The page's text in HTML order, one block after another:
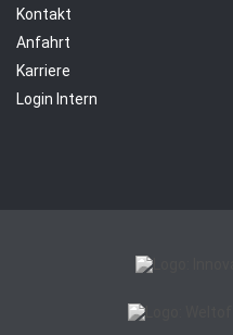
Kontakt
Anfahrt
Karriere
Login Intern